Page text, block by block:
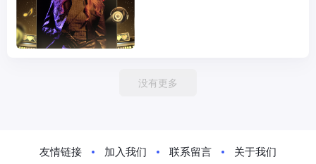
没有更多
友情链接 加入我们 联系留言 关于我们